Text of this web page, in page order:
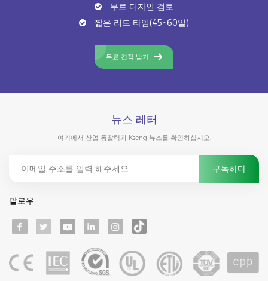
무료 디자인 검토
짧은 리드 타임(45~60일)
무료 견적 받기
뉴스 레터
여기에서 산업 통찰력과 Kseng 뉴스를 확인하십시오.
팔로우